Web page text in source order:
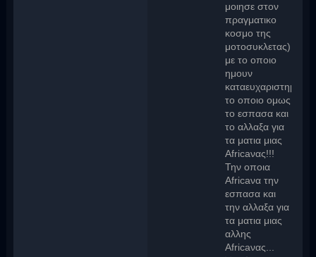
μοιησε στον
πραγματικο
κοσμο της
μοτοσυκλετας)
με το οποιο
ημουν
το οποιο ομως
το εσπασα και
το αλλαξα για
τα ματια μιας
Africaνας!!!
Την οποια
Αfricaνα την
εσπασα και
την αλλαξα για
τα ματια μιας
αλλης
Africaνας...